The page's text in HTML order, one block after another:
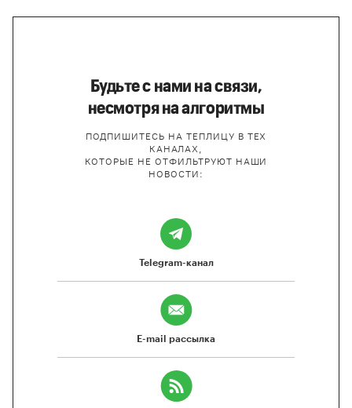
Будьте с нами на связи,
несмотря на алгоритмы
ПОДПИШИТЕСЬ НА ТЕПЛИЦУ В ТЕХ
КАНАЛАХ,
КОТОРЫЕ НЕ ОТФИЛЬТРУЮТ НАШИ
НОВОСТИ:
Telegram-канал
E-mail рассылка